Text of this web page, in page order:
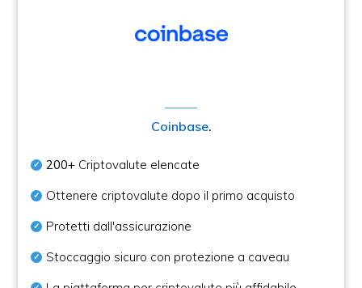
Coinbase.
200+ Criptovalute elencate
Ottenere criptovalute dopo il primo acquisto
Protetti dall'assicurazione
Stoccaggio sicuro con protezione a caveau